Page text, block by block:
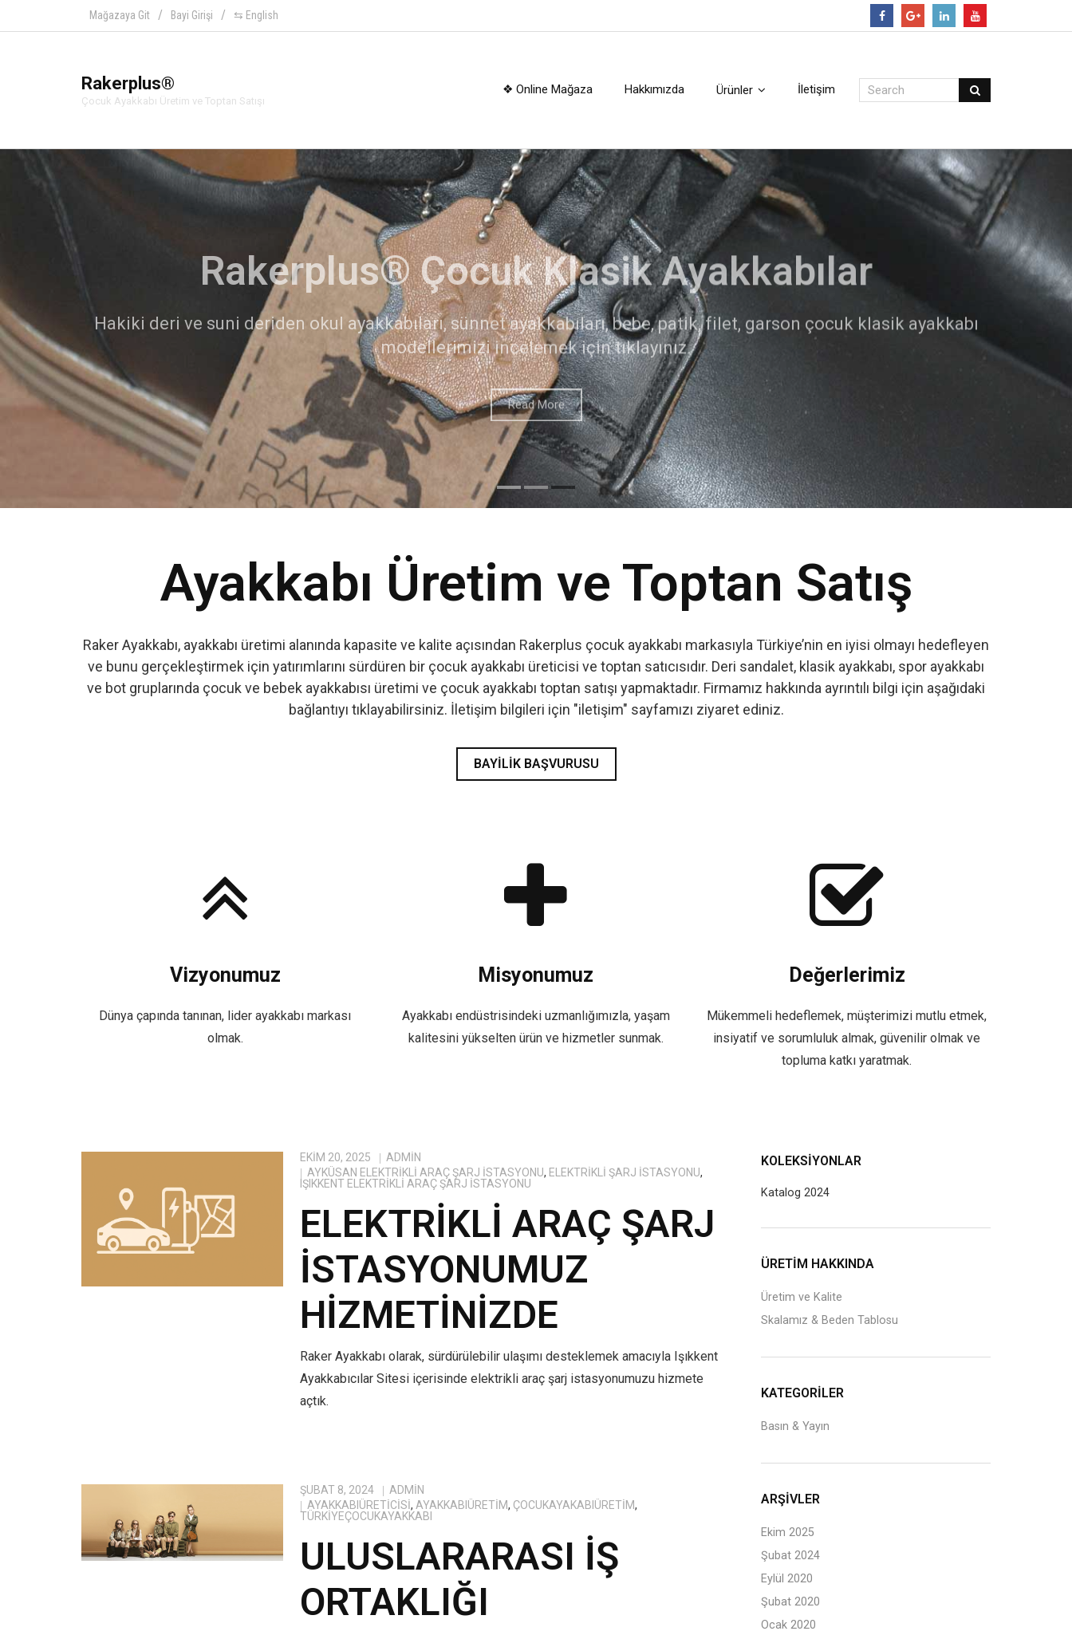
Mağazaya Git Bayi Girişi ⇆ English
Rakerplus®
Çocuk Ayakkabı Üretim ve Toptan Satışı
❖ Online Mağaza Hakkımızda Ürünler İletişim
Rakerplus® Çocuk Botları
Ayakkabı Üretim ve Toptan Satış
Raker Ayakkabı, ayakkabı üretimi alanında kapasite ve kalite açısından Rakerplus çocuk ayakkabı markasıyla Türkiye’nin en iyisi olmayı hedefleyen
ve bunu gerçekleştirmek için yatırımlarını sürdüren bir çocuk ayakkabı üreticisi ve toptan satıcısıdır. Deri sandalet, klasik ayakkabı, spor ayakkabı
ve bot gruplarında çocuk ve bebek ayakkabısı üretimi ve çocuk ayakkabı toptan satışı yapmaktadır. Firmamız hakkında ayrıntılı bilgi için aşağıdaki
bağlantıyı tıklayabilirsiniz. İletişim bilgileri için "iletişim" sayfamızı ziyaret ediniz.
BAYILIK BAŞVURUSU
Vizyonumuz
Dünya çapında tanınan, lider ayakkabı markası
olmak.
Misyonumuz
Ayakkabı endüstrisindeki uzmanlığımızla, yaşam
kalitesini yükselten ürün ve hizmetler sunmak.
Değerlerimiz
Mükemmeli hedeflemek, müşterimizi mutlu etmek,
insiyatif ve sorumluluk almak, güvenilir olmak ve
topluma katkı yaratmak.
EKIM 20, 2025
ADMIN
AYKÜSAN ELEKTRIKLI ARAÇ ŞARJ İSTASYONU, ELEKTRIKLI ŞARJ İSTASYONU,
IŞIKKENT ELEKTRIKLI ARAÇ ŞARJ İSTASYONU
ELEKTRIKLI ARAÇ ŞARJ
İSTASYONUMUZ
HIZMETINIZDE
Raker Ayakkabı olarak, sürdürülebilir ulaşımı desteklemek amacıyla Işıkkent
Ayakkabıcılar Sitesi içerisinde elektrikli araç şarj istasyonumuzu hizmete
açtık.
ŞUBAT 8, 2024
ADMIN
AYAKKABIÜRETICISI, AYAKKABIÜRETIM, ÇOCUKAYAKABIÜRETIM,
TÜRKIYEÇOCUKAYAKKABI
ULUSLARARASI İŞ
ORTAKLIĞI
KOLEKSIYONLAR
Katalog 2024
ÜRETİM HAKKINDA
Üretim ve Kalite
Skalamız & Beden Tablosu
KATEGORILER
Basın & Yayın
ARŞIVLER
Ekim 2025
Şubat 2024
Eylül 2020
Şubat 2020
Ocak 2020